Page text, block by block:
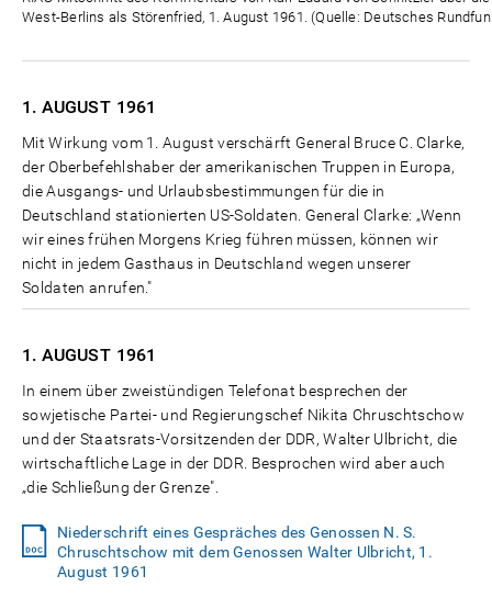
West-Berlins als Störenfried, 1. August 1961. (Quelle: Deutsches
1. AUGUST 1961
Mit Wirkung vom 1. August verschärft General Bruce C. Clarke,
der Oberbefehlshaber der amerikanischen Truppen in Europa,
die Ausgangs- und Urlaubsbestimmungen für die in
Deutschland stationierten US-Soldaten. General Clarke: „Wenn
wir eines frühen Morgens Krieg führen müssen, können wir
nicht in jedem Gasthaus in Deutschland wegen unserer
Soldaten anrufen."
1. AUGUST 1961
In einem über zweistündigen Telefonat besprechen der
sowjetische Partei- und Regierungschef Nikita Chruschtschow
und der Staatsrats-Vorsitzenden der DDR, Walter Ulbricht, die
wirtschaftliche Lage in der DDR. Besprochen wird aber auch
„die Schließung der Grenze".
Niederschrift eines Gespräches des Genossen N. S.
Chruschtschow mit dem Genossen Walter Ulbricht, 1.
August 1961